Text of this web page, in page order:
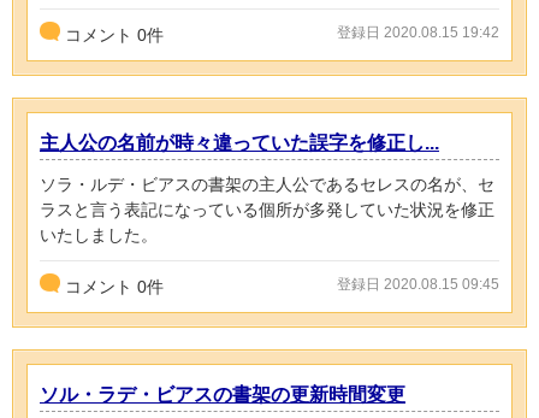
コメント 0件 登録日 2020.08.15 19:42
主人公の名前が時々違っていた誤字を修正し...
ソラ・ルデ・ビアスの書架の主人公であるセレスの名が、セ
ラスと言う表記になっている個所が多発していた状況を修正
いたしました。
コメント 0件 登録日 2020.08.15 09:45
ソル・ラデ・ビアスの書架の更新時間変更